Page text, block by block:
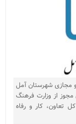
مجازی شهرستان آمل
از وزارت فرهنگ
۸۷۵/۲/۳/۲۷در اداره کل تعاون، کار و رفاه